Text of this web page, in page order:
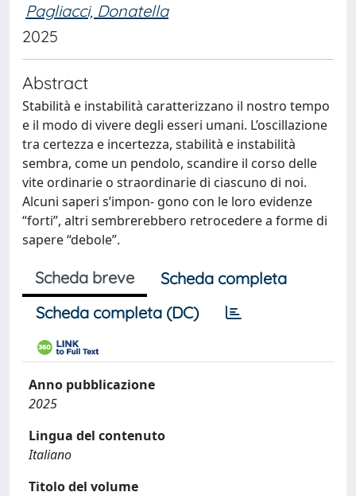
Pagliacci, Donatella
2025
Abstract
Stabilità e instabilità caratterizzano il nostro tempo
e il modo di vivere degli esseri umani. L’oscillazione
tra certezza e incertezza, stabilità e instabilità
sembra, come un pendolo, scandire il corso delle
vite ordinarie o straordinarie di ciascuno di noi.
Alcuni saperi s’impon- gono con le loro evidenze
“forti”, altri sembrerebbero retrocedere a forme di
sapere “debole”.
Scheda breve
Scheda completa
Scheda completa (DC)
Anno pubblicazione
2025
Lingua del contenuto
Italiano
Titolo del volume